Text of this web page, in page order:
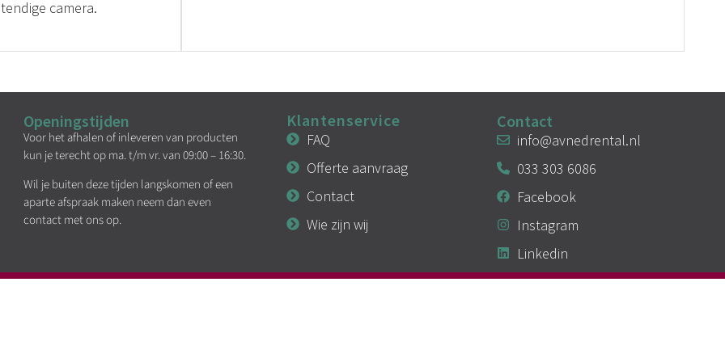
camera.
Openingstijden
Voor het afhalen of inleveren van producten
kun je terecht op ma. t/m vr. van 09:00 – 16:30.
Wil je buiten deze tijden langskomen of een
aparte afspraak maken neem dan even
contact met ons op.
Klantenservice
FAQ
Offerte aanvraag
Contact
Wie zijn wij
Contact
info@avnedrental.nl
033 303 6086
Facebook
Instagram
Linkedin